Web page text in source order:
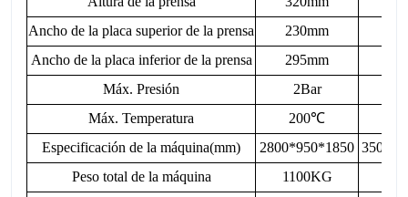
Ancho de la placa superior de la prensa
230mm
Ancho de la placa inferior de la prensa
295mm
Máx. Presión
2Bar
Máx. Temperatura
200℃
Especificación de la máquina(mm)
2800*950*1850
Peso total de la máquina
1100KG